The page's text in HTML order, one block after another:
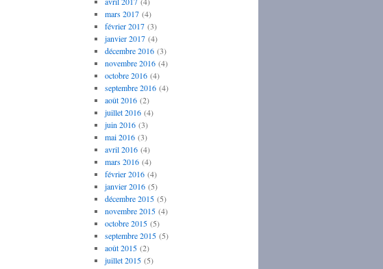
mars 2017(4)
février 2017(3)
janvier 2017(4)
décembre 2016(3)
novembre 2016(4)
octobre 2016(4)
septembre 2016(4)
août 2016(2)
juillet 2016(4)
juin 2016(3)
mai 2016(3)
avril 2016(4)
mars 2016(4)
février 2016(4)
janvier 2016(5)
décembre 2015(5)
novembre 2015(4)
octobre 2015(5)
septembre 2015(5)
août 2015(2)
juillet 2015(5)